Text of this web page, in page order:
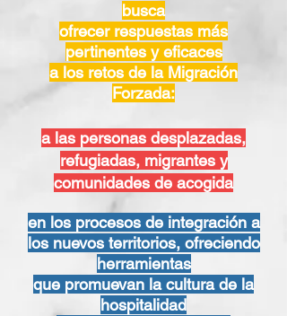
busca
ofrecer respuestas más
pertinentes y eficaces
a los retos de la Migración
Forzada:
a las personas desplazadas,
refugiadas, migrantes y
comunidades de acogida
en los procesos de integración a
los nuevos territorios, ofreciendo
herramientas
que promuevan la cultura de la
hospitalidad